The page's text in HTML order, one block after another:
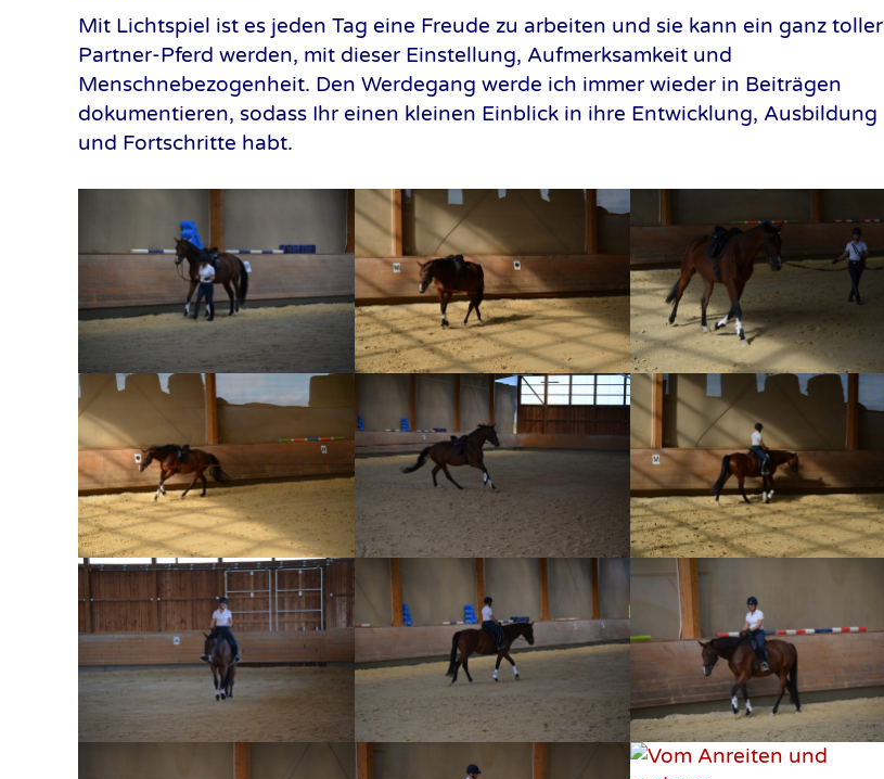
Mit Lichtspiel ist es jeden Tag eine Freude zu arbeiten und sie kann ein ganz toller
Partner-Pferd werden, mit dieser Einstellung, Aufmerksamkeit und
Menschnebezogenheit. Den Werdegang werde ich immer wieder in Beiträgen
dokumentieren, sodass Ihr einen kleinen Einblick in ihre Entwicklung, Ausbildung
und Fortschritte habt.